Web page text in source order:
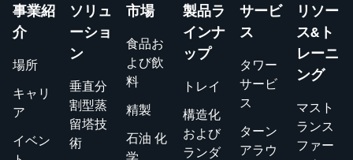
事業紹
介
場所
キャリ
ア
イベン
ソリュ
ーショ
ン
垂直分
割型蒸
留塔技
術
市場
食品お
よび飲
料
精製
石油 化
製品ラ
インナ
ップ
トレイ
構造化
および
ランダ
サービ
ス
タワー
サービ
ス
ターン
アラウ
リソー
ス&ト
レーニ
ング
マスト
ランス
ファー